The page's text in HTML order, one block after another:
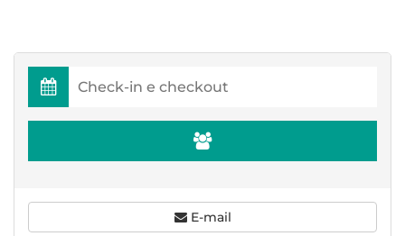
E-mail